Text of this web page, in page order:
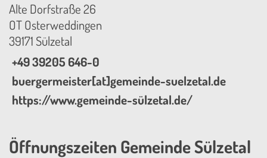
Alte Dorfstraße 26
OT Osterweddingen
39171 Sülzetal
+49 39205 646-0
buergermeister[at]gemeinde-suelzetal.de
https://www.gemeinde-sülzetal.de/
Öffnungszeiten Gemeinde Sülzetal